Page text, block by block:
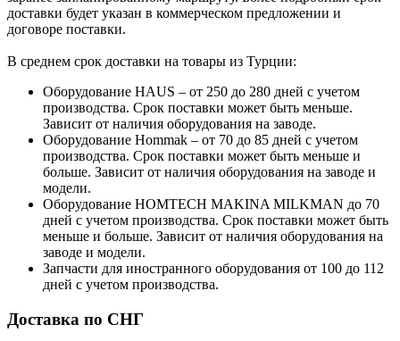
доставки будет указан в коммерческом предложении и
договоре поставки.
В среднем срок доставки на товары из Турции:
Оборудование HAUS – от 250 до 280 дней с учетом
производства. Срок поставки может быть меньше.
Зависит от наличия оборудования на заводе.
Оборудование Hommak – от 70 до 85 дней с учетом
производства. Срок поставки может быть меньше и
больше. Зависит от наличия оборудования на заводе и
модели.
Оборудование HOMTECH MAKINA MILKMAN до 70
дней с учетом производства. Срок поставки может быть
меньше и больше. Зависит от наличия оборудования на
заводе и модели.
Запчасти для иностранного оборудования от 100 до 112
дней с учетом производства.
Доставка по СНГ